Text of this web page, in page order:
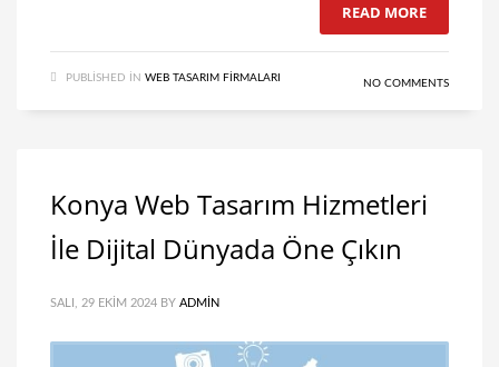
READ MORE
PUBLISHED IN WEB TASARIM FIRMALARI NO COMMENTS
Konya Web Tasarım Hizmetleri
İle Dijital Dünyada Öne Çıkın
SALI, 29 EKIM 2024 BY ADMIN